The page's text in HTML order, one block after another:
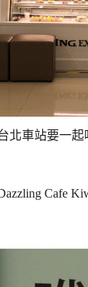
北車站要一
Cafe